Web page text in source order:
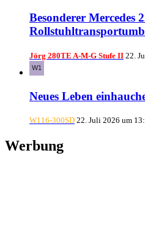
Besonderer Mercedes
Jörg 280TE A-M-G Stufe II 22.
Neues Leben
W116-300SD 22. Juli 2026 um
Werbung